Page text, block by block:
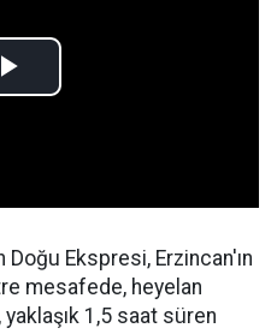
Ekspresi, Erzincan'ın
mesafede, heyelan
1,5 saat süren